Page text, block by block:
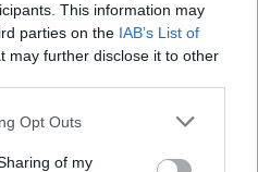
This information may
parties on the IAB’s List of
may further disclose it to other
uses one or more Google
behaviour. You may click to
Opt Outs
of my